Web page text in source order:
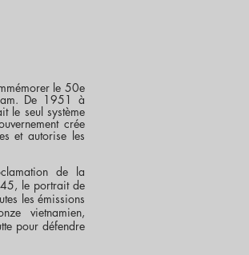
le 50e
De 1951 à
le seul système
crée
et autorise les
de la
le portrait de
les émissions
vietnamien,
pour défendre